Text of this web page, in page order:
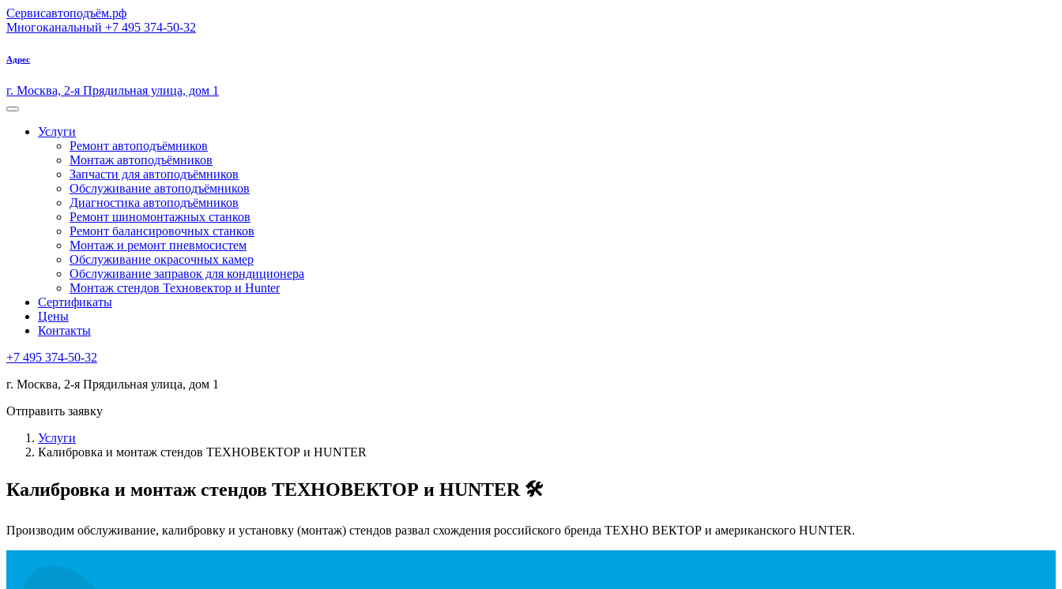
Сервисавтоподъём.рф
Многоканальный +7 495 374-50-32
Адрес
г. Москва, 2-я Прядильная улица, дом 1
Услуги
Ремонт автоподъёмников
Монтаж автоподъёмников
Запчасти для автоподъёмников
Обслуживание автоподъёмников
Диагностика автоподъёмников
Ремонт шиномонтажных станков
Ремонт балансировочных станков
Монтаж и ремонт пневмосистем
Обслуживание окрасочных камер
Обслуживание заправок для кондиционера
Монтаж стендов Техновектор и Hunter
Сертификаты
Цены
Контакты
+7 495 374-50-32
г. Москва, 2-я Прядильная улица, дом 1
Отправить заявку
Услуги
Калибровка и монтаж стендов ТЕХНОВЕКТОР и HUNTER
Калибровка и монтаж стендов ТЕХНОВЕКТОР и HUNTER 🛠
Производим обслуживание, калибровку и установку (монтаж) стендов развал схождения российского бренда ТЕХНО ВЕКТОР и американского HUNTER.